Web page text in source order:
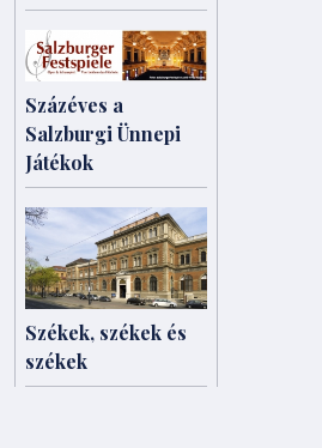
Százéves a
Salzburgi Ünnepi
Játékok
Székek, székek és
székek